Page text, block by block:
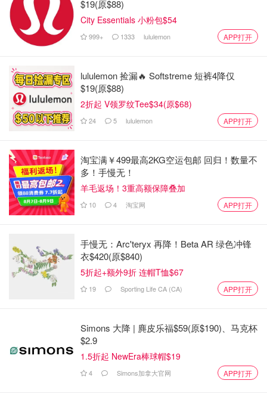
因为具有强氧化性，对皮肤会造成损伤，也会使彩色衣物褪
色，所以不推荐用双氧水清洁双手或衣物。但对于硬表面
（马桶浴缸桌面等）或浅色布料，双氧水浸泡是消毒不二之
$19(原$88)
City Essentials 小粉包$54
999+ 1333 lululemon APP打开
lululemon 捡漏🔥 Softstreme 短裤4降仅
$19(原$88)
2折起 V领罗纹Tee$34(原$68)
24 5 lululemon APP打开
淘宝满￥499最高2KG空运包邮 回归！数量不
多！手慢无！
羊毛返场！3重高额保障叠加
10 4 淘宝网 APP打开
手慢无：Arc'teryx 再降！Beta AR 绿色冲锋
衣$420(原$840)
5折起+额外9折 连帽T恤$67
19 Sporting Life CA (CA) APP打开
Simons 大降 | 麂皮乐福$59(原$190)、马克杯
$2.9
1.5折起 NewEra棒球帽$19
4 Simons加拿大官网 APP打开